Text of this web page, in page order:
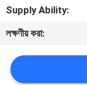
সাইট
ম্যাপ
Supply Ability:
লক্ষণীয় করা: